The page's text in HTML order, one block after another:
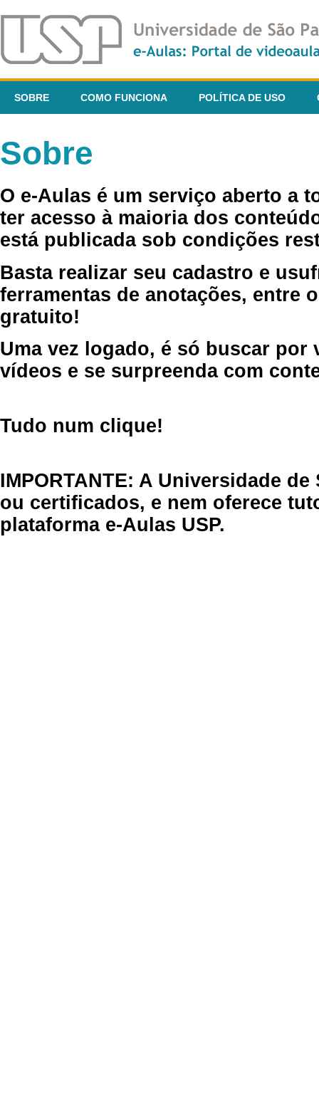
SOBRE COMO FUNCIONA POLÍTICA DE USO
Sobre
O e-Aulas é um serviço aberto a
ter acesso à maioria dos
está publicada sob condições
Basta realizar seu cadastro e
ferramentas de anotações, entre
gratuito!
Uma vez logado, é só buscar por
vídeos e se surpreenda com
Tudo num clique!
IMPORTANTE: A Universidade
ou certificados, e nem oferece
plataforma e-Aulas USP.